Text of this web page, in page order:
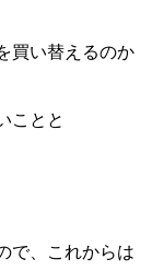
買い替えるのか
ことと
で、これからは